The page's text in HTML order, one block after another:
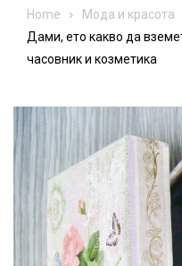
Home
Мода и красота
Дами, ето какво да
часовник и козметика